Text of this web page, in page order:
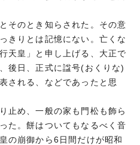
そのとき知らされた。その意
きりとは記憶にない。亡くな
天皇」と申し上げる、大正で
後日、正式に諡号(おくりな)
される、などであったと思
止め、一般の家も門松も飾ら
た。餅はついてもなるべく音
の崩御から6日間だけが昭和